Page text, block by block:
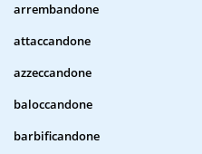
arrembandone
attaccandone
azzeccandone
baloccandone
barbificandone